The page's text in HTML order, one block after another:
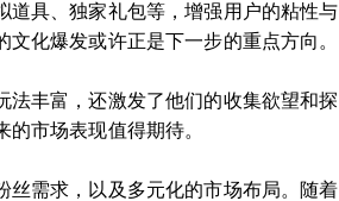
道具、独家礼包等，增强用户的粘性与
化爆发或许正是下一步的重点方向。
丰富，还激发了他们的收集欲望和探
市场表现值得期待。
丝需求，以及多元化的市场布局。随着